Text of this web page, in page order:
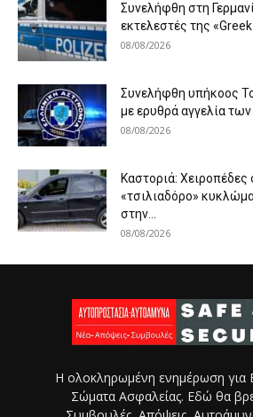
Συνελήφθη στη
εκτελεστές της
08/08/2026
Συνελήφθη υπήκοος
με ερυθρά αγγελία
08/08/2026
Καστοριά: Χειροπέδες
«τσιλιαδόρο»
στην...
08/08/2026
Η ολοκληρωμένη ενημέρωση για
Σώματα Ασφαλείας. Εδώ θα